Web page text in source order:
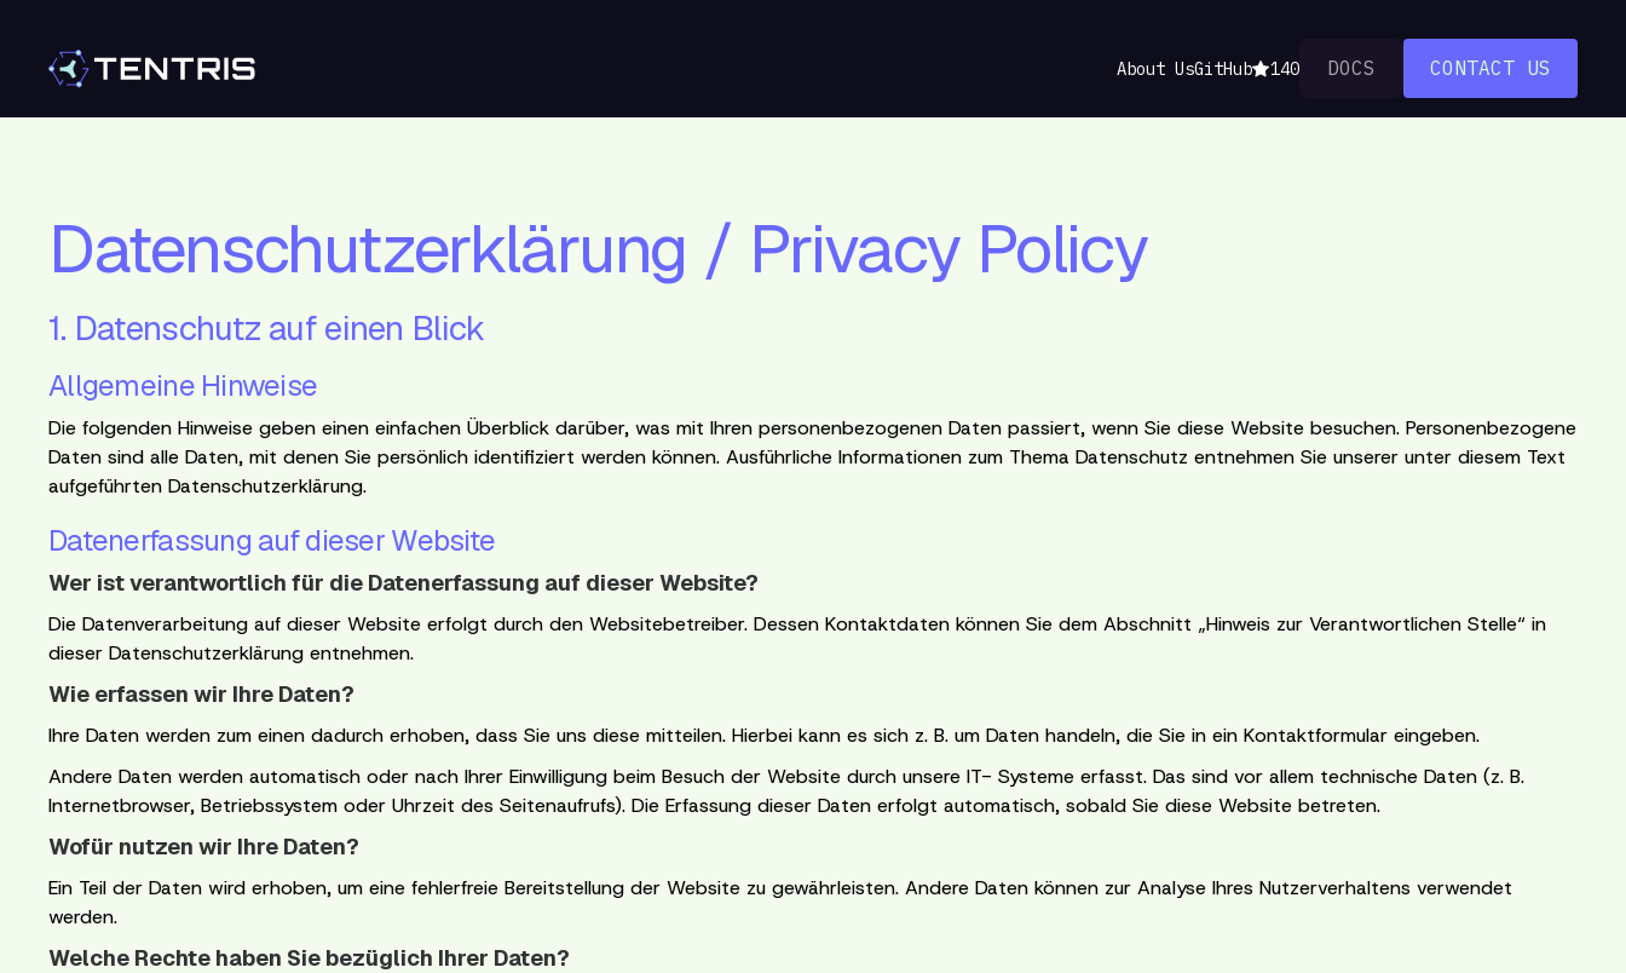
About UsGitHub 140 DOCS CONTACT US
Datenschutzerklärung / Privacy Policy
1. Datenschutz auf einen Blick
Allgemeine Hinweise
Die folgenden Hinweise geben einen einfachen Überblick darüber, was mit Ihren personenbezogenen Daten passiert, wenn Sie diese Website besuchen. Personenbezogene
Daten sind alle Daten, mit denen Sie persönlich identifiziert werden können. Ausführliche Informationen zum Thema Datenschutz entnehmen Sie unserer unter diesem Text
aufgeführten Datenschutzerklärung.
Datenerfassung auf dieser Website
Wer ist verantwortlich für die Datenerfassung auf dieser Website?
Die Datenverarbeitung auf dieser Website erfolgt durch den Websitebetreiber. Dessen Kontaktdaten können Sie dem Abschnitt „Hinweis zur Verantwortlichen Stelle“ in
dieser Datenschutzerklärung entnehmen.
Wie erfassen wir Ihre Daten?
Ihre Daten werden zum einen dadurch erhoben, dass Sie uns diese mitteilen. Hierbei kann es sich z. B. um Daten handeln, die Sie in ein Kontaktformular eingeben.
Andere Daten werden automatisch oder nach Ihrer Einwilligung beim Besuch der Website durch unsere IT- Systeme erfasst. Das sind vor allem technische Daten (z. B.
Internetbrowser, Betriebssystem oder Uhrzeit des Seitenaufrufs). Die Erfassung dieser Daten erfolgt automatisch, sobald Sie diese Website betreten.
Wofür nutzen wir Ihre Daten?
Ein Teil der Daten wird erhoben, um eine fehlerfreie Bereitstellung der Website zu gewährleisten. Andere Daten können zur Analyse Ihres Nutzerverhaltens verwendet
werden.
Welche Rechte haben Sie bezüglich Ihrer Daten?